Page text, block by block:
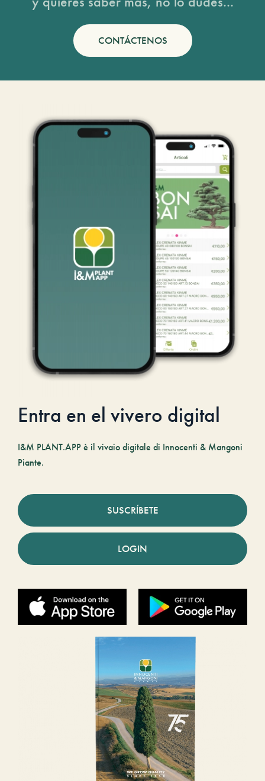
CONTÁCTENOS
Entra en el vivero digital
I&M PLANT.APP è il vivaio digitale di Innocenti & Mangoni
Piante.
SUSCRÍBETE
LOGIN